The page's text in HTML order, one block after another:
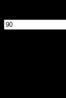
Mindste
pris